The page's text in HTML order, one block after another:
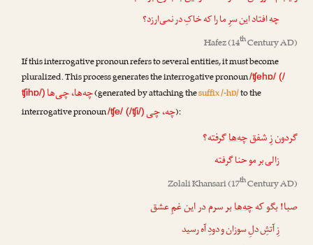
چهافتاد این سرِ ما را که خاکِ در نمی‌ارزد؟
Hafez(14thCentury AD)
If this interrogative pronoun refers to several entities, it must become
pluralized. This process generates the interrogative pronoun/ʧehɒ/ (/
ʧihɒ/) چه‌ها، چی‌ها(generated by attaching thesuffix /-hɒ/to the
interrogative pronoun/ʧe/ (/ʧi/)چه، چی):
گردون زِ شفقچه‌هاگرفته؟
زالی بر مو حنا گرفته
Zolali Khansari(17thCentury AD)
صبا! بگو کهچه‌هابر سرم در این غمِ عشق
زِ آتشِ دلِ سوزان و دودِ آه رسید